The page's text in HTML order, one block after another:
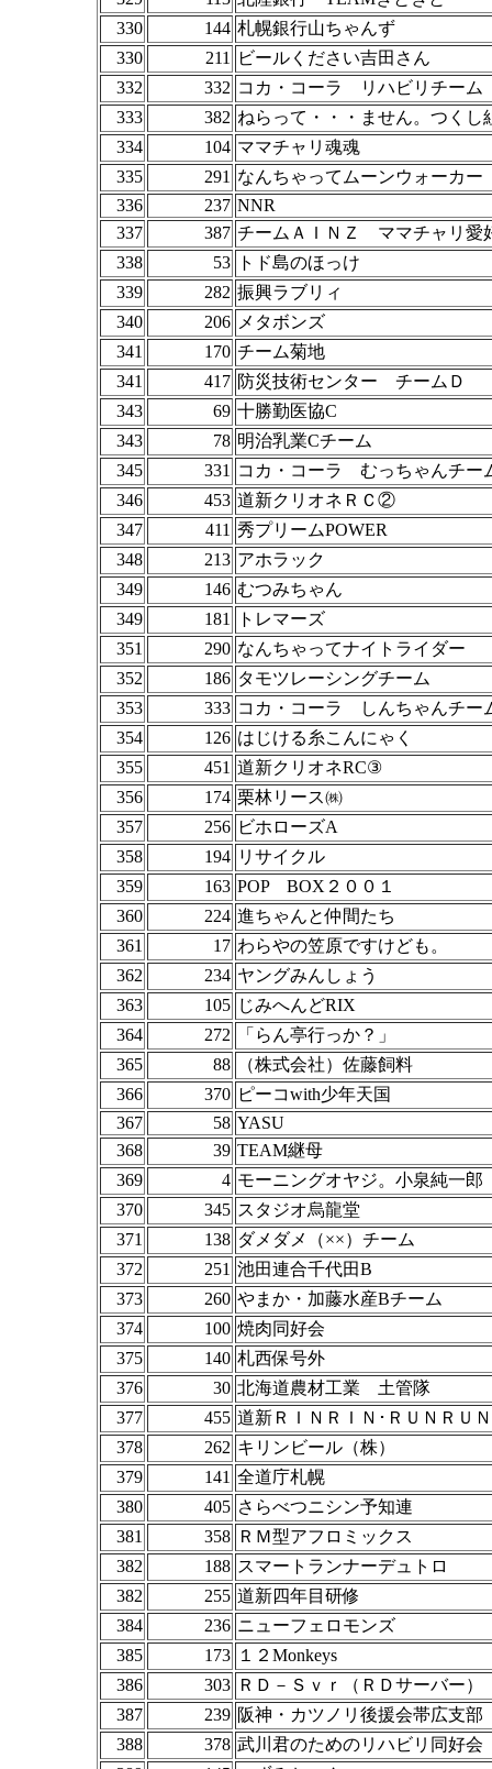
330
144 札幌銀行山ちゃんず
330
211
ビールください吉田さん
332
332 コカ・コーラ リハビリチーム
333
382 ねらって・・・ません。つくし
334
104 ママチャリ魂魂
335
291 なんちゃってムーンウォーカー
336
237 NNR
337
387 チームＡＩＮＺ ママチャリ愛
338
53
トド島のほっけ
339
282 振興ラブリィ
340
206 メタボンズ
341
170 チーム菊地
341
417 防災技術センター チームＤ
343
69 十勝勤医協C
343
78 明治乳業Cチーム
345
331
コカ・コーラ むっちゃんチー
346
453 道新クリオネＲＣ②
347
411 秀プリームPOWER
348
213 アホラック
349
146 むつみちゃん
349
181
トレマーズ
351
290 なんちゃってナイトライダー
352
186 タモツレーシングチーム
353
333 コカ・コーラ しんちゃんチー
354
126 はじける糸こんにゃく
355
451 道新クリオネRC③
356
174 栗林リース㈱
357
256 ビホローズA
358
194 リサイクル
359
163 POP BOX２００１
360
224 進ちゃんと仲間たち
361
17 わらやの笠原ですけども。
362
234 ヤングみんしょう
363
105 じみへんどRIX
364
272
「らん亭行っか？」
365
88
（株式会社）佐藤飼料
366
370 ピーコwith少年天国
367
58 YASU
368
39 TEAM継母
369
4 モーニングオヤジ。小泉純一郎
370
345 スタジオ烏龍堂
371
138 ダメダメ（××）チーム
372
251 池田連合千代田B
373
260 やまか・加藤水産Bチーム
374
100 焼肉同好会
375
140 札西保号外
376
30 北海道農材工業 土管隊
377
455 道新ＲＩＮＲＩＮ･ＲＵＮＲＵＮ
378
262 キリンビール（株）
379
141 全道庁札幌
380
405 さらべつニシン予知連
381
358 ＲＭ型アフロミックス
382
188 スマートランナーデュトロ
382
255 道新四年目研修
384
236 ニューフェロモンズ
385
173 １２Monkeys
386
303 ＲＤ－Ｓｖｒ（ＲＤサーバー）
387
239 阪神・カツノリ後援会帯広支部
388
378 武川君のためのリハビリ同好会